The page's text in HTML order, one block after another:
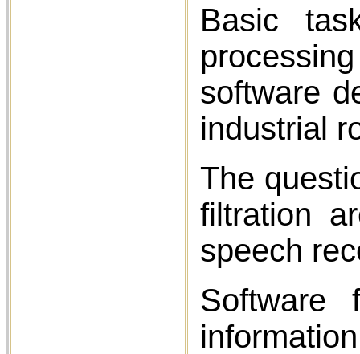
Basic
software
industrial
The
filtration
speech
Software